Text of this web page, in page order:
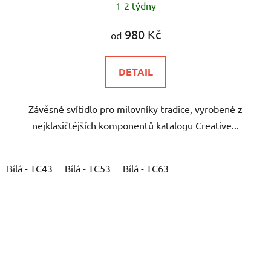
1-2 týdny
od980 Kč
DETAIL
Závěsné svítidlo pro milovníky tradice, vyrobené z
nejklasičtějších komponentů katalogu Creative...
Bílá - TC43 Bílá - TC53 Bílá - TC63